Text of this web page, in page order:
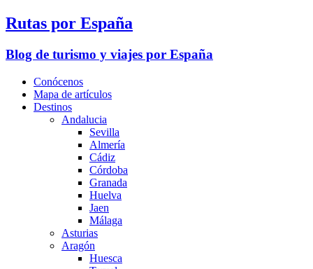
Rutas por España
Blog de turismo y viajes por España
Conócenos
Mapa de artículos
Destinos
Andalucia
Sevilla
Almería
Cádiz
Córdoba
Granada
Huelva
Jaen
Málaga
Asturias
Aragón
Huesca